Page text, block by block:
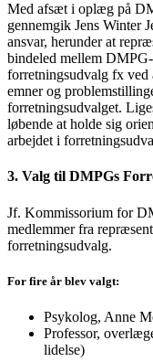
Med afsæt i oplæg på
gennemgik Jens Winter
ansvar, herunder at
bindeled mellem
forretningsudvalg fx ved
emner og
forretningsudvalget.
løbende at holde sig
arbejdet i
3. Valg til DMPGs
Jf. Kommissorium for
medlemmer fra
forretningsudvalg.
For fire år blev valgt:
Psykolog, Anne
Professor,
lidelse)